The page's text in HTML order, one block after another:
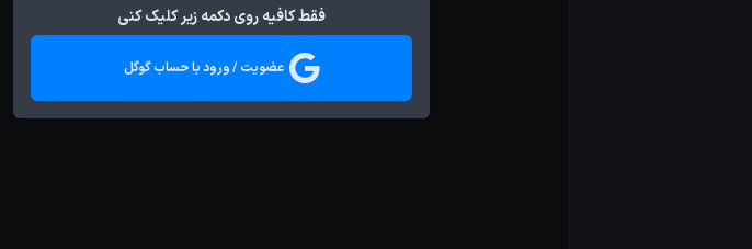
فقط کافیه روی دکمه زیر کلیک کنی
عضویت / ورود با حساب گوگل